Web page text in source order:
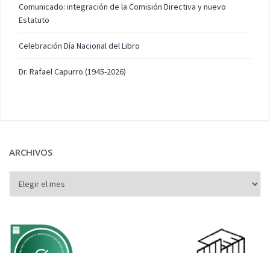
Comunicado: integración de la Comisión Directiva y nuevo
Estatuto
Celebración Día Nacional del Libro
Dr. Rafael Capurro (1945-2026)
ARCHIVOS